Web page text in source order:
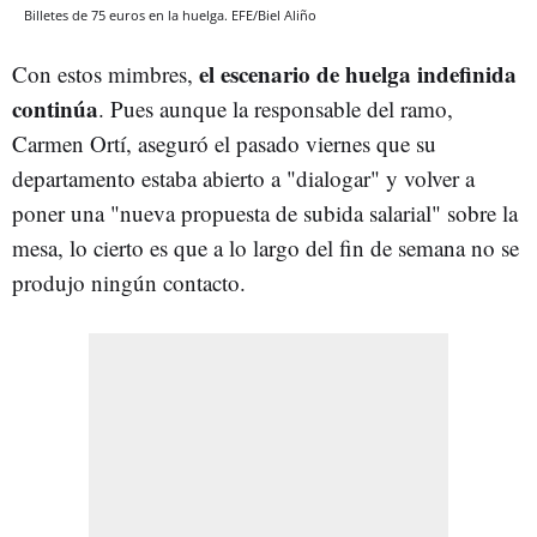
Billetes de 75 euros en la huelga. EFE/Biel Aliño
Con estos mimbres, el escenario de huelga indefinida
continúa. Pues aunque la responsable del ramo,
Carmen Ortí, aseguró el pasado viernes que su
departamento estaba abierto a "dialogar" y volver a
poner una "nueva propuesta de subida salarial" sobre la
mesa, lo cierto es que a lo largo del fin de semana no se
produjo ningún contacto.